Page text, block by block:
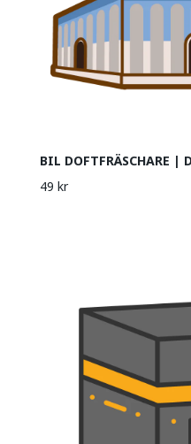
BIL DOFTFRÄSCHARE |
49 kr